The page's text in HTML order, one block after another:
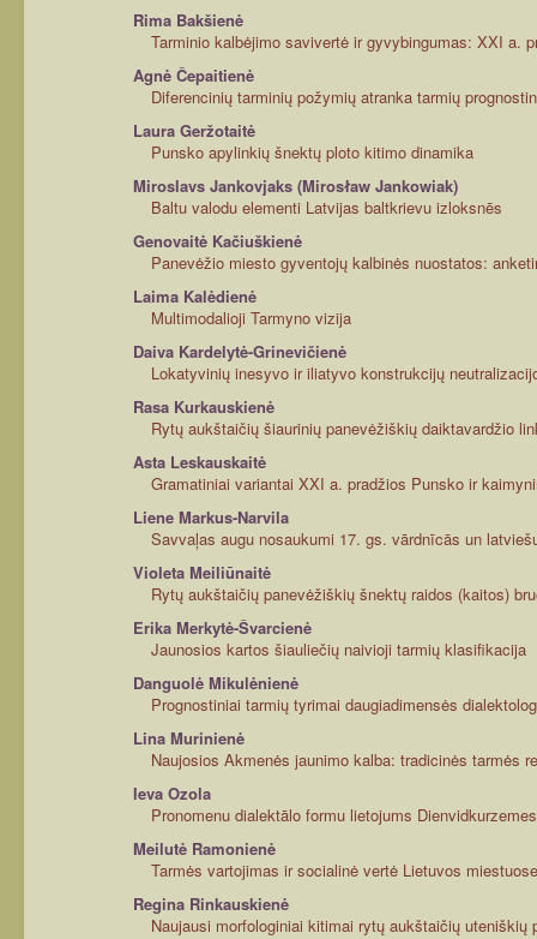
Rima Bakšienė
Tarminio kalbėjimo savivertė ir gyvybingumas: XXI a.
Agnė Čepaitienė
Diferencinių tarminių požymių atranka tarmių
Laura Geržotaitė
Punsko apylinkių šnektų ploto kitimo dinamika
Miroslavs Jankovjaks (Mirosław Jankowiak)
Baltu valodu elementi Latvijas baltkrievu izloksnēs
Genovaitė Kačiuškienė
Panevėžio miesto gyventojų kalbinės nuostatos:
Laima Kalėdienė
Multimodalioji Tarmyno vizija
Daiva Kardelytė-Grinevičienė
Lokatyvinių inesyvo ir iliatyvo konstrukcijų
Rasa Kurkauskienė
Rytų aukštaičių šiaurinių panevėžiškių daiktavardžio
Asta Leskauskaitė
Gramatiniai variantai XXI a. pradžios Punsko ir
Liene Markus-Narvila
Savvaļas augu nosaukumi 17. gs. vārdnīcās un
Violeta Meiliūnaitė
Rytų aukštaičių panevėžiškių šnektų raidos (kaitos)
Erika Merkytė-Švarcienė
Jaunosios kartos šiauliečių naivioji tarmių klasifikacija
Danguolė Mikulėnienė
Prognostiniai tarmių tyrimai daugiadimensės
Lina Murinienė
Naujosios Akmenės jaunimo kalba: tradicinės tarmės
Ieva Ozola
Pronomenu dialektālo formu lietojums
Meilutė Ramonienė
Tarmės vartojimas ir socialinė vertė Lietuvos miestuose
Regina Rinkauskienė
Naujausi morfologiniai kitimai rytų aukštaičių uteniškių